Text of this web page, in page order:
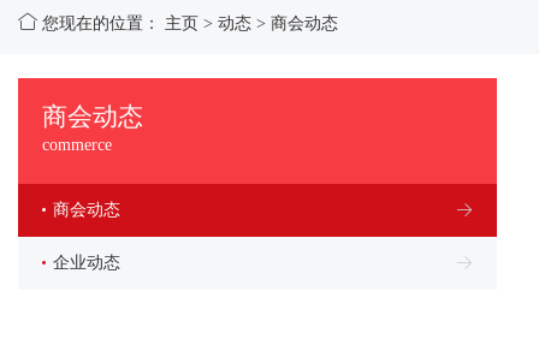
您现在的位置： 主页 > 动态 > 商会动态
商会动态
commerce
商会动态
企业动态